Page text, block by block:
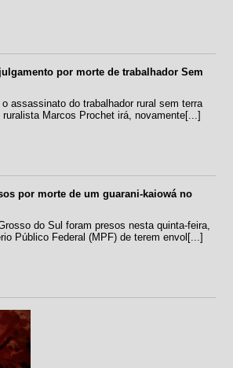
por morte de trabalhador Sem
assassinato do trabalhador rural sem terra
Marcos Prochet irá, novamente[...]
por morte de um guarani-kaiowá no
do Sul foram presos nesta quinta-feira,
Público Federal (MPF) de terem envol[...]